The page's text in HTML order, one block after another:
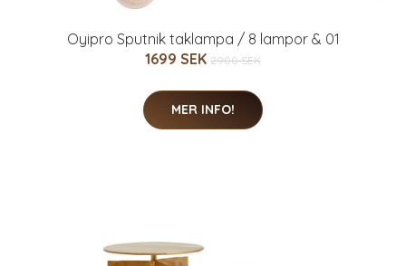
Oyipro Sputnik taklampa / 8 lampor & 01
1699 SEK 2900 SEK
MER INFO!